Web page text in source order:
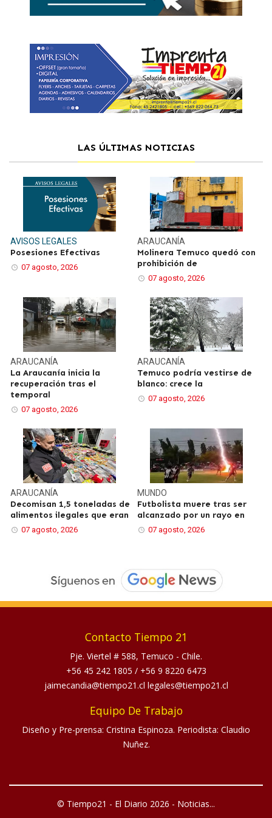
LAS ÚLTIMAS NOTICIAS
AVISOS LEGALES
Posesiones Efectivas
07 agosto, 2026
ARAUCANÍA
Molinera Temuco quedó con
prohibición de
07 agosto, 2026
ARAUCANÍA
La Araucanía inicia la
recuperación tras el
temporal
07 agosto, 2026
ARAUCANÍA
Temuco podría vestirse de
blanco: crece la
07 agosto, 2026
ARAUCANÍA
Decomisan 1,5 toneladas de
alimentos ilegales que eran
07 agosto, 2026
MUNDO
Futbolista muere tras ser
alcanzado por un rayo en
07 agosto, 2026
Contacto Tiempo 21
Pje. Viertel # 588, Temuco - Chile.
+56 45 242 1805 / +56 9 8220 6473
jaimecandia@tiempo21.cl legales@tiempo21.cl
Equipo De Trabajo
Diseño y Pre-prensa: Cristina Espinoza. Periodista: Claudio
Nuñez.
© Tiempo21 - El Diario 2026 - Noticias...